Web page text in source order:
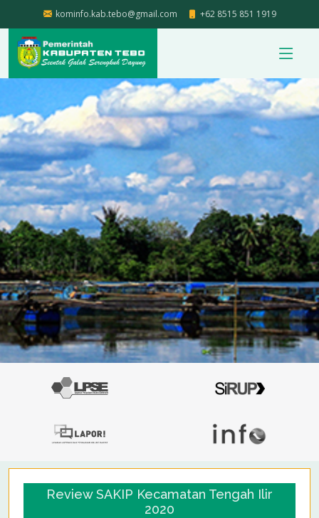
kominfo.kab.tebo@gmail.com +62 8515 851 1919
Review SAKIP Kecamatan Tengah Ilir
2020